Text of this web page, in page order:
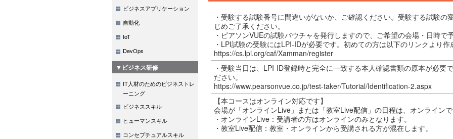
ビジネスアプリケーション
自動化
IoT
DevOps
▼ビジネス研修
IT人材のためのビジネストレ
ーニング
ビジネススキル
ヒューマンスキル
コンセプチュアルスキル
・受験する試験番号に間違いがないか、ご確認ください。受験する試験の
じめご了承ください。
・ピアソンVUEの試験バウチャを発行しますので、ご希望の会場・日時で
・LPI試験の受験にはLPI-IDが必要です。初めての方は以下のリンクより
https://cs.lpi.org/caf/Xamman/register
・受験当日は、LPI-ID登録時と完全に一致する本人確認書類の原本が必要
ださい。
https://www.pearsonvue.co.jp/test-taker/Tutorial/Identification-2.aspx
【本コースはオンライン対応です】
会場が「オンラインLive」または「教室Live配信」の日程は、オンライン
・オンラインLive：受講者の方はオンラインのみとなります。
・教室Live配信：教室・オンラインから受講される方が混在します。